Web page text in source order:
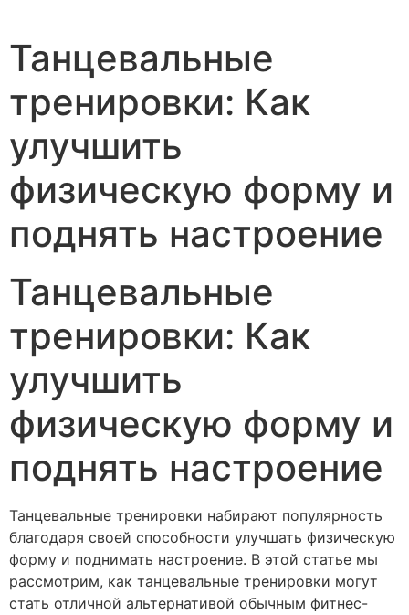
Танцевальные
тренировки: Как
улучшить
физическую форму и
поднять настроение
Танцевальные
тренировки: Как
улучшить
физическую форму и
поднять настроение
Танцевальные тренировки набирают популярность
благодаря своей способности улучшать физическую
форму и поднимать настроение. В этой статье мы
рассмотрим, как танцевальные тренировки могут
стать отличной альтернативой обычным фитнес-